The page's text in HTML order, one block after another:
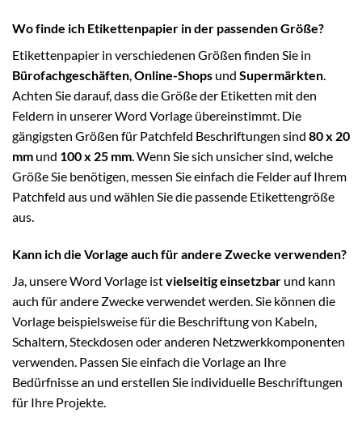
Wo finde ich Etikettenpapier in der passenden Größe?
Etikettenpapier in verschiedenen Größen finden Sie in
Bürofachgeschäften,Online-Shops und Supermärkten.
Achten Sie darauf, dass die Größe der Etiketten mit den
Feldern in unserer Word Vorlage übereinstimmt. Die
gängigsten Größen für Patchfeld Beschriftungen sind 80 x 20
mm und 100 x 25 mm. Wenn Sie sich unsicher sind, welche
Größe Sie benötigen, messen Sie einfach die Felder auf Ihrem
Patchfeld aus und wählen Sie die passende Etikettengröße
aus.
Kann ich die Vorlage auch für andere Zwecke verwenden?
Ja, unsere Word Vorlage istvielseitig einsetzbar und kann
auch für andere Zwecke verwendet werden. Sie können die
Vorlage beispielsweise für die Beschriftung von Kabeln,
Schaltern, Steckdosen oder anderen Netzwerkkomponenten
verwenden. Passen Sie einfach die Vorlage an Ihre
Bedürfnisse an und erstellen Sie individuelle Beschriftungen
für Ihre Projekte.